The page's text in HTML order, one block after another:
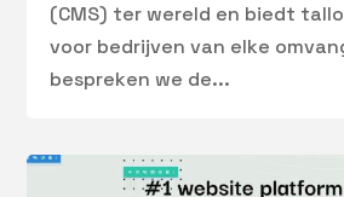
(CMS) ter wereld en biedt
voor bedrijven van elke
bespreken we de...